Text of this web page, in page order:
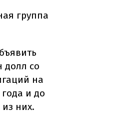
группа
долл со
на
и до
них.